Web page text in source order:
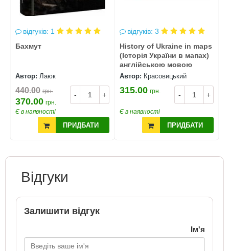
відгуків: 1
Бахмут
Автор: Лаюк
- +
440.00 грн.
370.00 грн.
Є в наявності
ПРИДБАТИ
відгуків: 3
History of Ukraine in maps
(Історія України в мапах)
англійською мовою
Автор: Красовицький
- +
315.00 грн.
Є в наявності
ПРИДБАТИ
Відгуки
Залишити відгук
Ім'я